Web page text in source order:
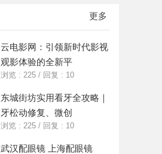
更多
云电影网：引领新时代影视
观影体验的全新平
浏览 : 225 / 回复 : 10
东城街坊实用看牙全攻略｜
牙松动修复、微创
浏览 : 225 / 回复 : 10
武汉配眼镜 上海配眼镜